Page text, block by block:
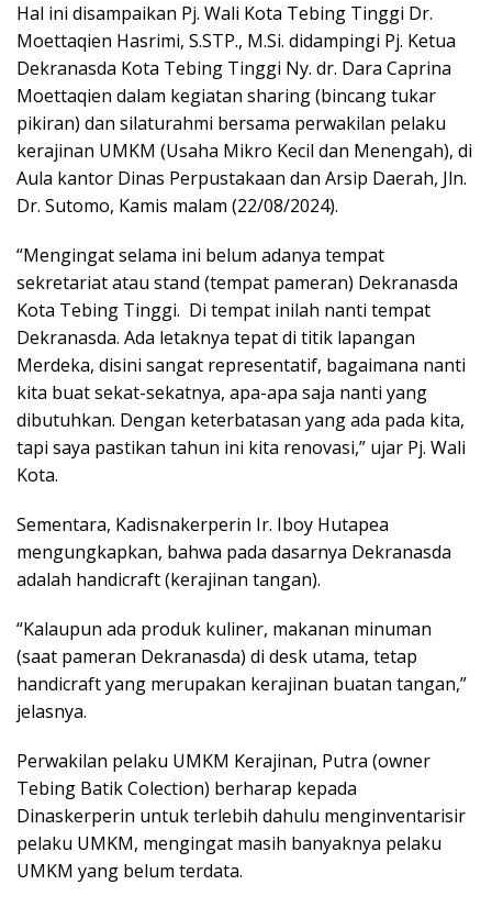
Hal ini disampaikan Pj. Wali Kota Tebing Tinggi Dr.
Moettaqien Hasrimi, S.STP., M.Si. didampingi Pj. Ketua
Dekranasda Kota Tebing Tinggi Ny. dr. Dara Caprina
Moettaqien dalam kegiatan sharing (bincang tukar
pikiran) dan silaturahmi bersama perwakilan pelaku
kerajinan UMKM (Usaha Mikro Kecil dan Menengah), di
Aula kantor Dinas Perpustakaan dan Arsip Daerah, Jln.
Dr. Sutomo, Kamis malam (22/08/2024).
“Mengingat selama ini belum adanya tempat
sekretariat atau stand (tempat pameran) Dekranasda
Kota Tebing Tinggi. Di tempat inilah nanti tempat
Dekranasda. Ada letaknya tepat di titik lapangan
Merdeka, disini sangat representatif, bagaimana nanti
kita buat sekat-sekatnya, apa-apa saja nanti yang
dibutuhkan. Dengan keterbatasan yang ada pada kita,
tapi saya pastikan tahun ini kita renovasi,” ujar Pj. Wali
Kota.
Sementara, Kadisnakerperin Ir. Iboy Hutapea
mengungkapkan, bahwa pada dasarnya Dekranasda
adalah handicraft (kerajinan tangan).
“Kalaupun ada produk kuliner, makanan minuman
(saat pameran Dekranasda) di desk utama, tetap
handicraft yang merupakan kerajinan buatan tangan,”
jelasnya.
Perwakilan pelaku UMKM Kerajinan, Putra (owner
Tebing Batik Colection) berharap kepada
Dinaskerperin untuk terlebih dahulu menginventarisir
pelaku UMKM, mengingat masih banyaknya pelaku
UMKM yang belum terdata.